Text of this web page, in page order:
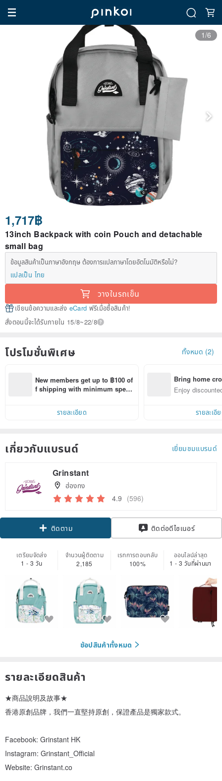
1/6
1,717฿
13inch Backpack with coin Pouch and detachable
small bag
ข้อมูลสินค้าเป็นภาษาอังกฤษ ต้องการแปลภาษาโดยอัตโนมัติหรือไม่?
แปลเป็น ไทย
วางในรถเข็น
เขียนข้อความและส่ง eCard ฟรีเมื่อซื้อสินค้า!
สั่งตอนนี้จะได้รับภายใน 15/8~22/8
โปรโมชั่นพิเศษ ทั้งหมด (2)
New members get up to ฿100 of
f shipping with minimum spen
รายละเอียด
Bring home
n with ease
Enjoy
รายละเอี
เกี่ยวกับแบรนด์ เยี่ยมชมแบรนด์
Grinstant
ฮ่องกง
4.9 (596)
ติดตาม ติดต่อดีไซเนอร์
เตรียมจัดส่ง
1 - 3 วัน
จำนวนผู้ติดตาม
2,185
เรทการตอบกลับ
100%
ออนไลน์ล่าสุด
1 - 3 วันที่ผ่านมา
ช้อปสินค้าทั้งหมด
รายละเอียดสินค้า
★商品說明及故事★
香港原創品牌，我們一直堅持原創，保證產品是獨家款式。
Facebook: Grinstant HK
Instagram: Grinstant_Official
Website: Grinstant.co